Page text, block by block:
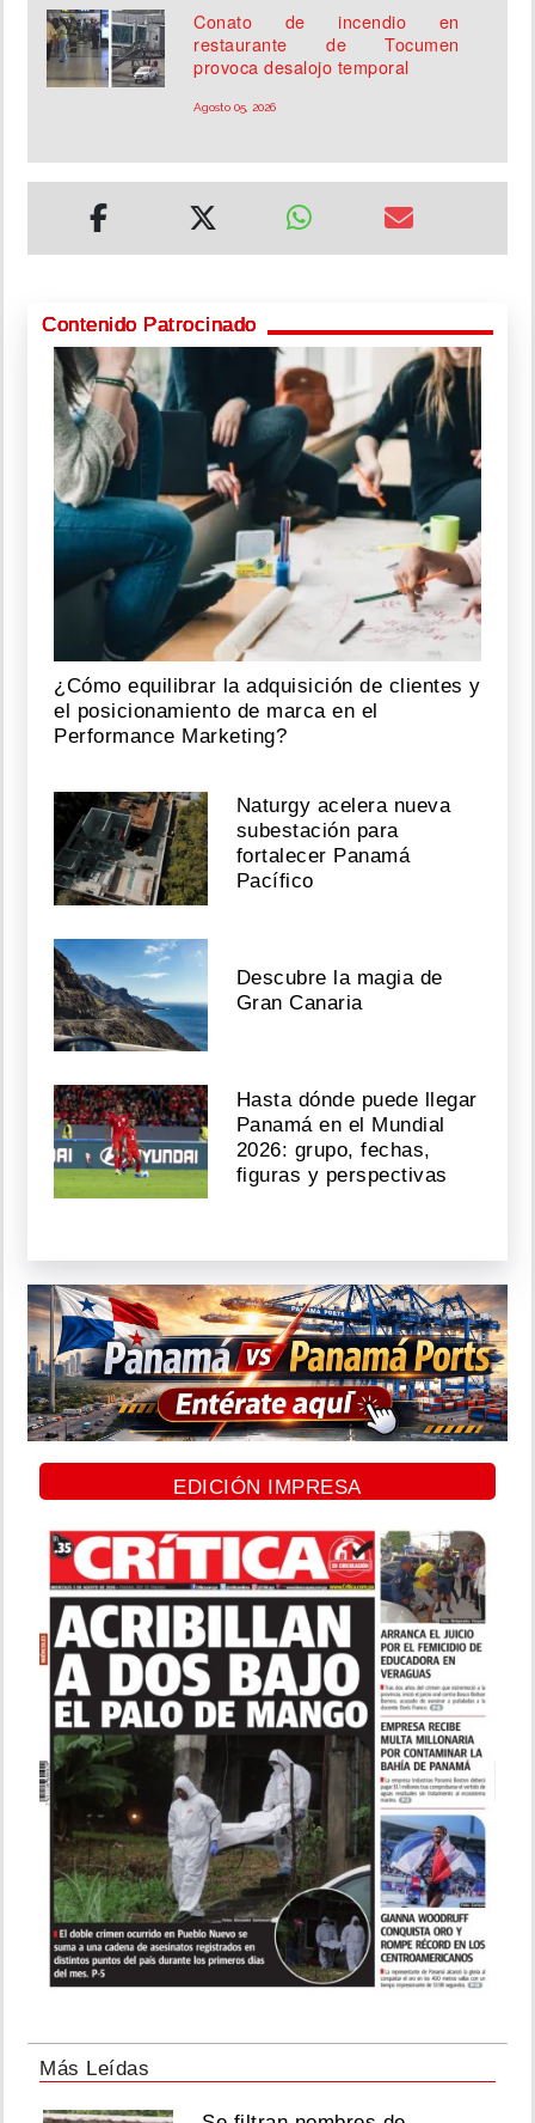
Conato de incendio en
restaurante de Tocumen
provoca desalojo temporal
Agosto 05, 2026
Contenido Patrocinado
¿Cómo equilibrar la adquisición de clientes y
el posicionamiento de marca en el
Performance Marketing?
Naturgy acelera nueva
subestación para
fortalecer Panamá
Pacífico
Descubre la magia de
Gran Canaria
Hasta dónde puede llegar
Panamá en el Mundial
2026: grupo, fechas,
figuras y perspectivas
EDICIÓN IMPRESA
Más Leídas